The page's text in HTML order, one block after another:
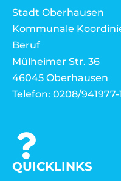
Stadt Oberhausen
Kommunale
Beruf
Mülheimer Str. 36
46045 Oberhausen
Telefon: 0208/941977-
QUICKLINKS